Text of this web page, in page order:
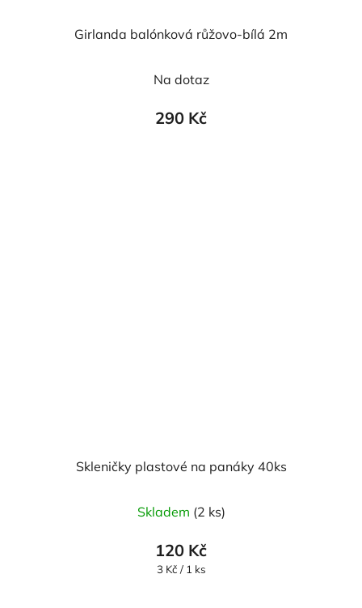
Girlanda balónková růžovo-bílá 2m
Na dotaz
290 Kč
Skleničky plastové na panáky 40ks
Skladem (2 ks)
120 Kč
Měrná
3 Kč / 1 ks